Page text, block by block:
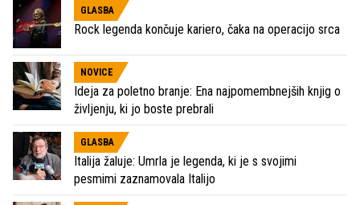
GLASBA
Rock legenda končuje kariero, čaka na operacijo srca
NOVICE
Ideja za poletno branje: Ena najpomembnejših knjig o
življenju, ki jo boste prebrali
GLASBA
Italija žaluje: Umrla je legenda, ki je s svojimi
pesmimi zaznamovala Italijo